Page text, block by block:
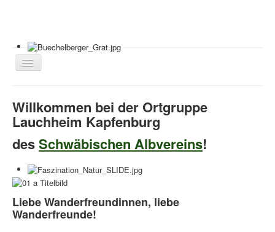
Toggle
Navigation
Aktuelles
Veranstaltungskalender
Bildergalerie
Selbstwanderungen
Seniorenwanderungen
Willkommen bei der Ortgruppe
Lauchheim Kapfenburg
desSchwäbischen Albvereins!
Liebe Wanderfreundinnen, liebe
Wanderfreunde!